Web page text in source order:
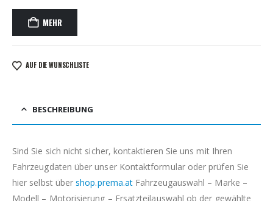
MEHR
AUF DIE WUNSCHLISTE
BESCHREIBUNG
Sind Sie sich nicht sicher, kontaktieren Sie uns mit Ihren
Fahrzeugdaten über unser Kontaktformular oder prüfen Sie
hier selbst übershop.prema.at Fahrzeugauswahl – Marke –
Modell – Motorisierung – Ersatzteilauswahl ob der gewählte